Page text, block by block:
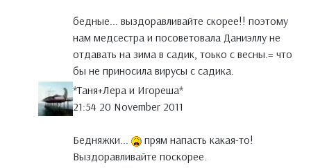
бедные... выздоравливайте скорее!! поэтому
нам медсестра и посоветовала Даниэллу не
отдавать на зима в садик, тоько с весны.= что
бы не приносила вирусы с садика.
*Таня+Лера и Игореша*
21:54 20 November 2011
Бедняжки...
прям напасть какая-то!
Выздоравливайте поскорее.